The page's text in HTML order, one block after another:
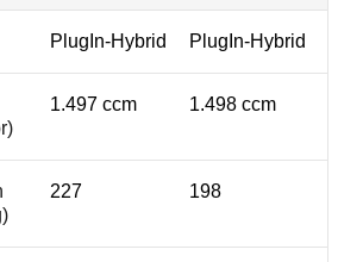
PlugIn-Hybrid PlugIn-Hybrid
1.497 ccm 1.498 ccm
227 198